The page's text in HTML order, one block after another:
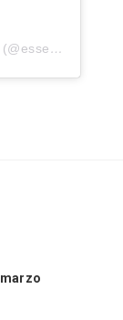
A post shared by essenz.com.uy (@essenz.com.uy)
marzo